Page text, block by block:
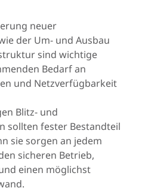
neuer
der Um- und Ausbau
sind wichtige
Bedarf an
und Netzverfügbarkeit
Blitz- und
sollten fester Bestandteil
sie sorgen an jedem
sicheren Betrieb,
einen möglichst